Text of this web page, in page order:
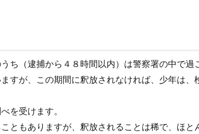
ち（逮捕から４８時間以内）は警察署の中で過
すが、この期間に釈放されなければ、少年は、
を受けます。
ともありますが、釈放されることは稀で、ほと